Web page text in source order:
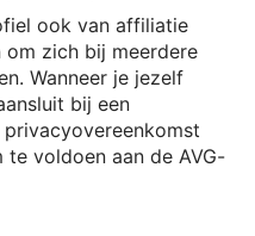
ook van affiliatie
zich bij meerdere
Wanneer je jezelf
bij een
voldoen aan de AVG-